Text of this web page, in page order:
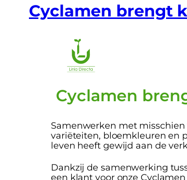
Cyclamen brengt
Cyclamen
Samenwerken met
variëteiten, bloemkleuren en
leven heeft gewijd aan de
Dankzij de samenwerking
een klant voor onze